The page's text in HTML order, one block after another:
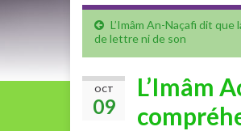
L’Imâm An-Naçafi dit que
de lettre ni de son
OCT
09
L’Imâm